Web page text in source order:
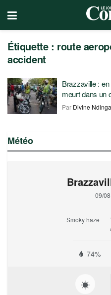
Étiquette : route
accident
Brazzaville :
meurt dans un
Par Divine Ndinga
Météo
09/
Smoky haze
74%